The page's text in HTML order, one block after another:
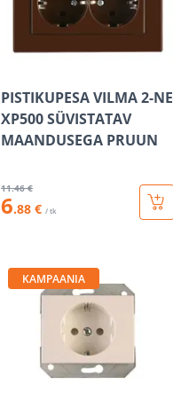
PISTIKUPESA VILMA 2-NE
XP500 SÜVISTATAV
MAANDUSEGA PRUUN
11.46 €
6.88 € / tk
KAMPAANIA